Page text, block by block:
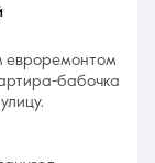
евроремонтом
бабочка